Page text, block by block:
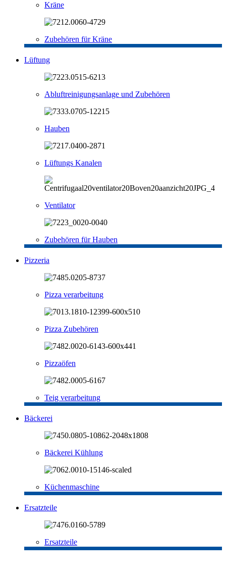
Kräne
Zubehören für Kräne
Lüftung
Abluftreinigungsanlage und Zubehören
Hauben
Lüftungs Kanalen
Ventilator
Zubehören für Hauben
Pizzeria
Pizza verarbeitung
Pizza Zubehören
Pizzaöfen
Teig verarbeitung
Bäckerei
Bäckerei Kühlung
Küchenmaschine
Ersatzteile
Ersatzteile